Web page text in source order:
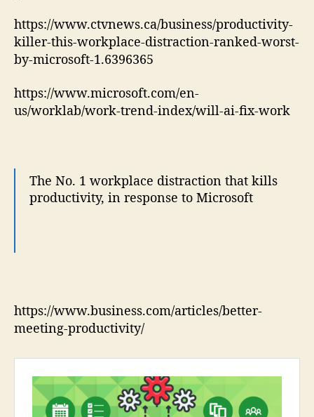
https://www.ctvnews.ca/business/productivity-
killer-this-workplace-distraction-ranked-worst-
by-microsoft-1.6396365
https://www.microsoft.com/en-
us/worklab/work-trend-index/will-ai-fix-work
The No. 1 workplace distraction that kills
productivity, in response to Microsoft
https://www.business.com/articles/better-
meeting-productivity/